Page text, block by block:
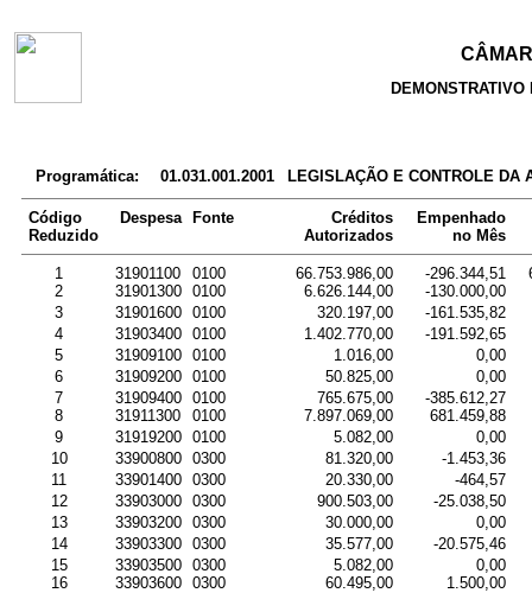
Programática: 01.031.001.2001 LEGISLAÇÃO E CONTROLE DA
Código
Reduzido
Despesa Fonte
Créditos
Autorizados
Empenhado
no Mês
1 31901100 0100 66.753.986,00 -296.344,51
2
31901300 0100 6.626.144,00
-130.000,00
3
31901600 0100 320.197,00
-161.535,82
4
31903400 0100 1.402.770,00
-191.592,65
5
31909100 0100 1.016,00
0,00
6
31909200 0100 50.825,00
0,00
7
31909400 0100 765.675,00
-385.612,27
8
31911300 0100 7.897.069,00
681.459,88
9
31919200 0100 5.082,00
0,00
10
33900800 0300 81.320,00
-1.453,36
11
33901400 0300 20.330,00
-464,57
12
33903000 0300 900.503,00
-25.038,50
13
33903200 0300 30.000,00
0,00
14
33903300 0300 35.577,00
-20.575,46
15
33903500 0300 5.082,00
0,00
16
33903600 0300 60.495,00
1.500,00